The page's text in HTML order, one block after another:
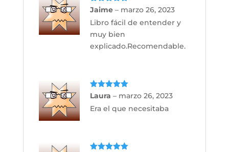
Valorado
Jaime – marzo 26, 2023
Libro fácil de entender y
muy bien
explicado.Recomendable.
Valorado
Laura – marzo 26, 2023
Era el que necesitaba